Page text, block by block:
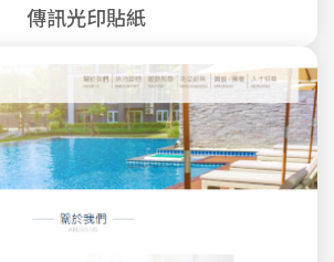
傳訊光印貼紙